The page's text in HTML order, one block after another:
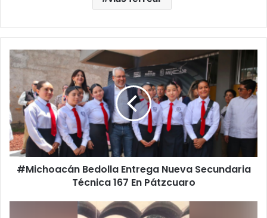
#Michoacán
Bedolla
Entrega
Nueva
Secundaria
Técnica
167
En
Pátzcuaro
#Michoacán Bedolla Entrega Nueva Secundaria
Técnica 167 En Pátzcuaro